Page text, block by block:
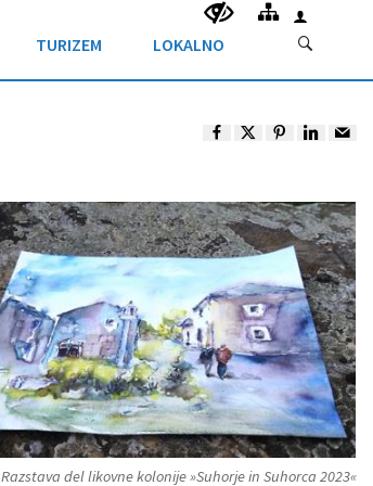
TURIZEM LOKALNO
Razstava del likovne kolonije »Suhorje in Suhorca 2023«